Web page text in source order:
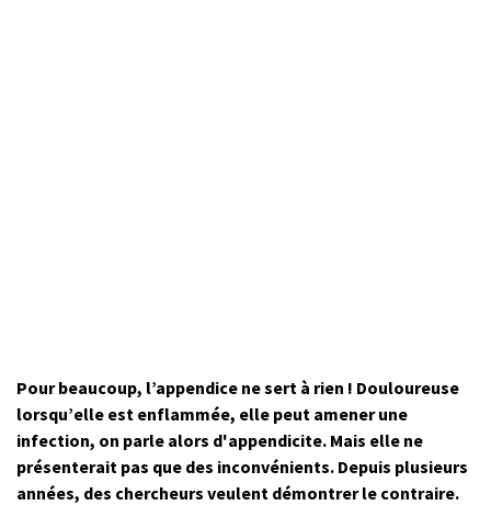
Pour beaucoup, l’appendice ne sert à rien ! Douloureuse
lorsqu’elle est enflammée, elle peut amener une
infection, on parle alors d'appendicite. Mais elle ne
présenterait pas que des inconvénients. Depuis plusieurs
années, des chercheurs veulent démontrer le contraire.